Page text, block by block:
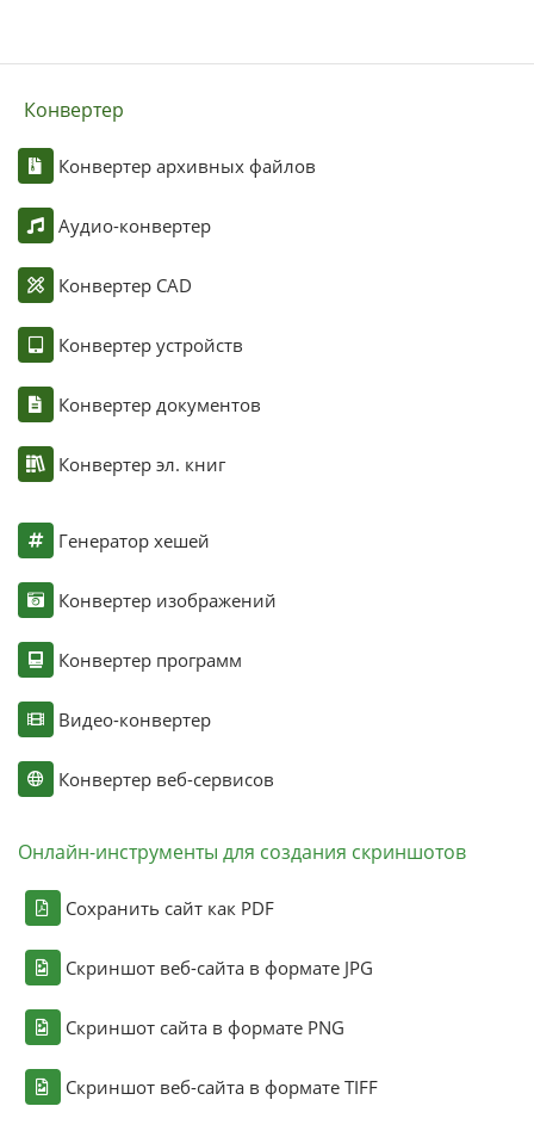
Конвертер
Конвертер архивных файлов
Аудио-конвертер
Конвертер CAD
Конвертер устройств
Конвертер документов
Конвертер эл. книг
Генератор хешей
Конвертер изображений
Конвертер программ
Видео-конвертер
Конвертер веб-сервисов
Онлайн-инструменты для создания скриншотов
Сохранить сайт как PDF
Скриншот веб-сайта в формате JPG
Скриншот сайта в формате PNG
Скриншот веб-сайта в формате TIFF